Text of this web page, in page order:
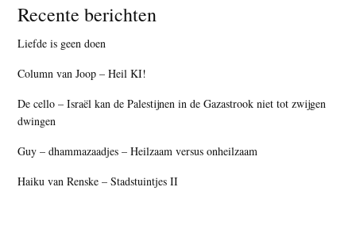
Recente berichten
Liefde is geen doen
Column van Joop – Heil KI!
De cello – Israël kan de Palestijnen in de Gazastrook niet tot zwijgen
dwingen
Guy – dhammazaadjes – Heilzaam versus onheilzaam
Haiku van Renske – Stadstuintjes II